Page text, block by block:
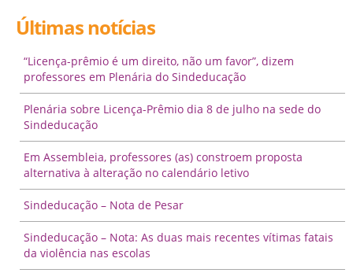
Últimas notícias
“Licença-prêmio é um direito, não um favor”, dizem
professores em Plenária do Sindeducação
Plenária sobre Licença-Prêmio dia 8 de julho na sede do
Sindeducação
Em Assembleia, professores (as) constroem proposta
alternativa à alteração no calendário letivo
Sindeducação – Nota de Pesar
Sindeducação – Nota: As duas mais recentes vítimas fatais
da violência nas escolas